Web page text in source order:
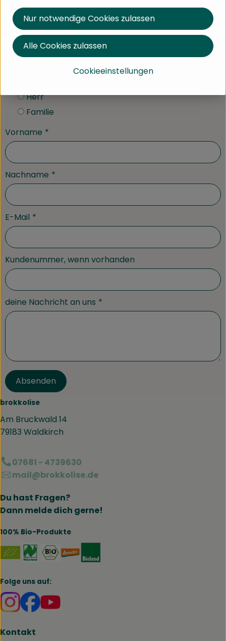
einen Brief an: brokkolise,
Am Bruckwald 14,
79183 Waldkirch
Herr
Familie
Vorname *
Nachname *
E-Mail *
Kundenummer, wenn vorhanden
deine Nachricht an uns *
Absenden
brokkolise
Am Bruckwald 14
79183 Waldkirch
07681 - 4739630
mail@brokkolise.de
Du hast Fragen?
Dann melde dich gerne!
100% Bio-Produkte
Externer Link zu https://www.naturland.de/de/
Externer Link zu https://www.bmel.de/
Folge uns auf:
Externer Link zu https://www.instagram.com/
Externer Link zu https://www.facebook.com/
Kontakt
Cookieeinstellungen
Nur notwendige Cookies zulassen
Alle Cookies zulassen